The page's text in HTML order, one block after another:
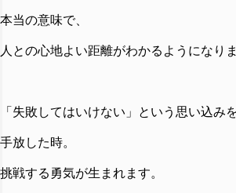
本当の意味で、
人との心地よい距離がわかるようになりま
「失敗してはいけない」という思い込み
手放した時。
挑戦する勇気が生まれます。